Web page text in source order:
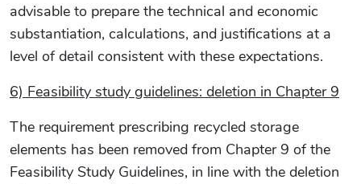
advisable to prepare the technical and economic
substantiation, calculations, and justifications at a
level of detail consistent with these expectations.
6) Feasibility study guidelines: deletion in Chapter 9
The requirement prescribing recycled storage
elements has been removed from Chapter 9 of the
Feasibility Study Guidelines, in line with the deletion